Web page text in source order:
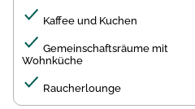
Kaffee und Kuchen
Gemeinschaftsräume mit
Wohnküche
Raucherlounge